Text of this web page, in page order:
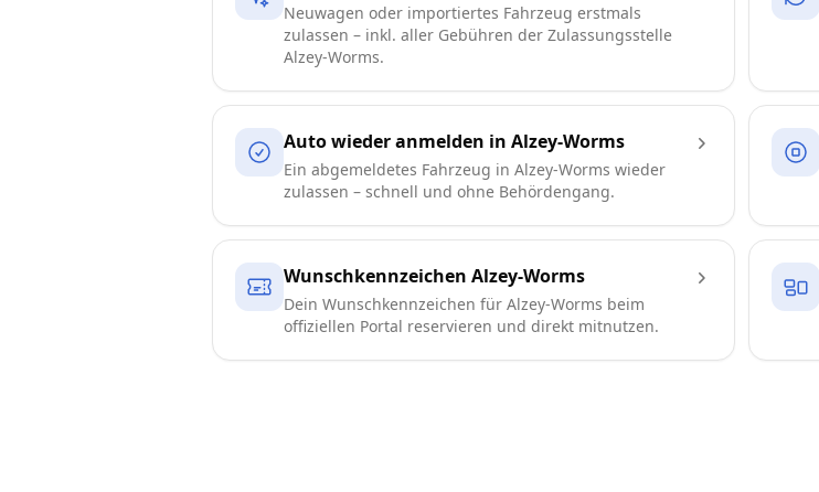
Neuwagen oder importiertes Fahrzeug erstmals
zulassen – inkl. aller Gebühren der Zulassungsstelle
Alzey-Worms.
Auto wieder anmelden in Alzey-Worms
Ein abgemeldetes Fahrzeug in Alzey-Worms wieder
zulassen – schnell und ohne Behördengang.
Wunschkennzeichen Alzey-Worms
Dein Wunschkennzeichen für Alzey-Worms beim
offiziellen Portal reservieren und direkt mitnutzen.